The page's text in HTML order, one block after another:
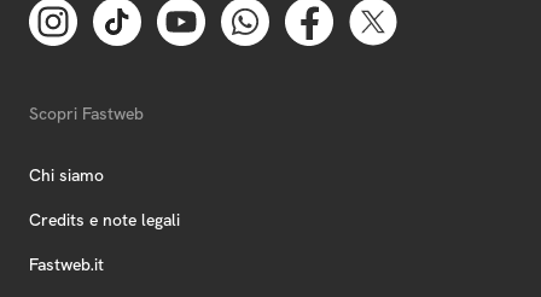
Scopri Fastweb
Chi siamo
Credits e note legali
Fastweb.it